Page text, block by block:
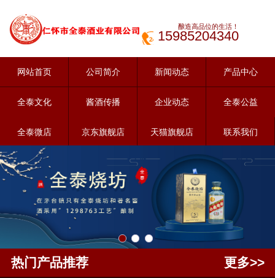
酿造高品位的生活！
15985204340
网站首页 公司简介 新闻动态 产品中心
全泰文化 酱酒传播 企业动态 全泰公益
全泰微店 京东旗舰店 天猫旗舰店 联系我们
热门产品推荐 更多>>